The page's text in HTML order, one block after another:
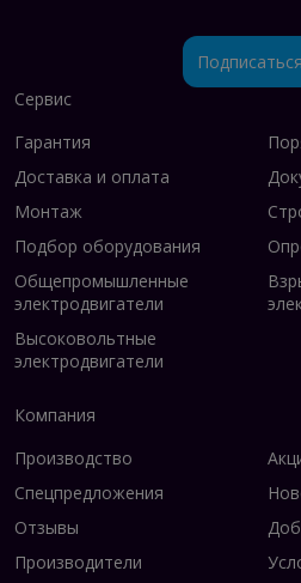
Подписаться
Сервис
Гарантия
Доставка и оплата
Монтаж
Подбор оборудования
Общепромышленные
электродвигатели
Высоковольтные
электродвигатели
Компания
Производство
Спецпредложения
Отзывы
Производители